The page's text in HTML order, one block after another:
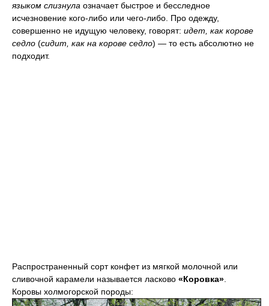
языком слизнула означает быстрое и бесследное
исчезновение кого-либо или чего-либо. Про одежду,
совершенно не идущую человеку, говорят: идет, как корове
седло (сидит, как на корове седло) — то есть абсолютно не
подходит.
Распространенный сорт конфет из мягкой молочной или
сливочной карамели называется ласково «Коровка»
Коровы холмогорской породы: